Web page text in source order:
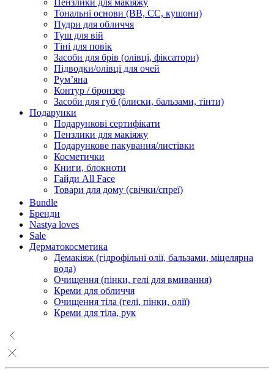
Пензлики для макіяжу
Тональні основи (BB, CC, кушони)
Пудри для обличчя
Туш для вій
Тіні для повік
Засоби для брів (олівці, фіксатори)
Підводки/олівці для очей
Румʼяна
Контур / бронзер
Засоби для губ (блиски, бальзами, тінти)
Подарунки
Подарункові сертифікати
Пензлики для макіяжу
Подарункове пакування/листівки
Косметички
Книги, блокноти
Гайди All Face
Товари для дому (свічки/спреї)
Bundle
Бренди
Nastya loves
Sale
Дерматокосметика
Демакіяж (гідрофільні олії, бальзами, міцелярна
вода)
Очищення (пінки, гелі для вмивання)
Креми для обличчя
Очищення тіла (гелі, пінки, олії)
Креми для тіла, рук